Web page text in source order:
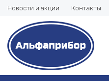
Новости и акции Контакты